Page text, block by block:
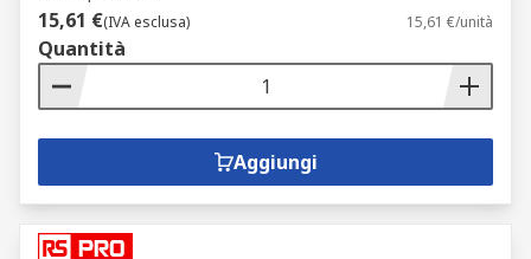
15,61 €(IVA esclusa) 15,61 €/unità
Quantità
Aggiungi